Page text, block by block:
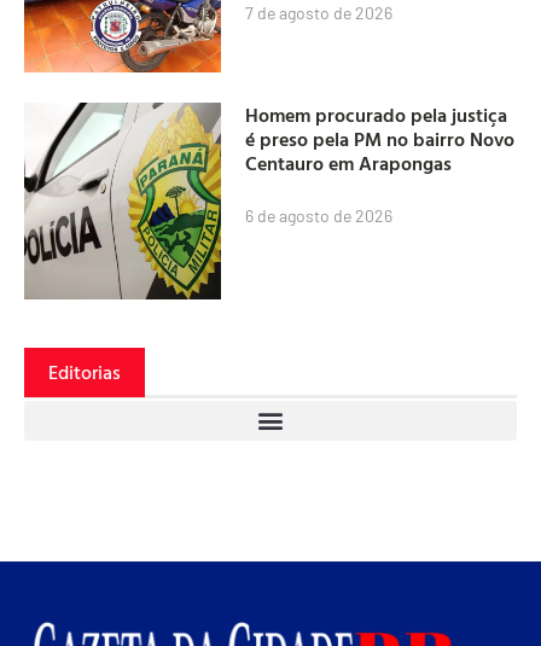
7 de agosto de 2026
Homem procurado pela justiça
é preso pela PM no bairro Novo
Centauro em Arapongas
6 de agosto de 2026
Editorias